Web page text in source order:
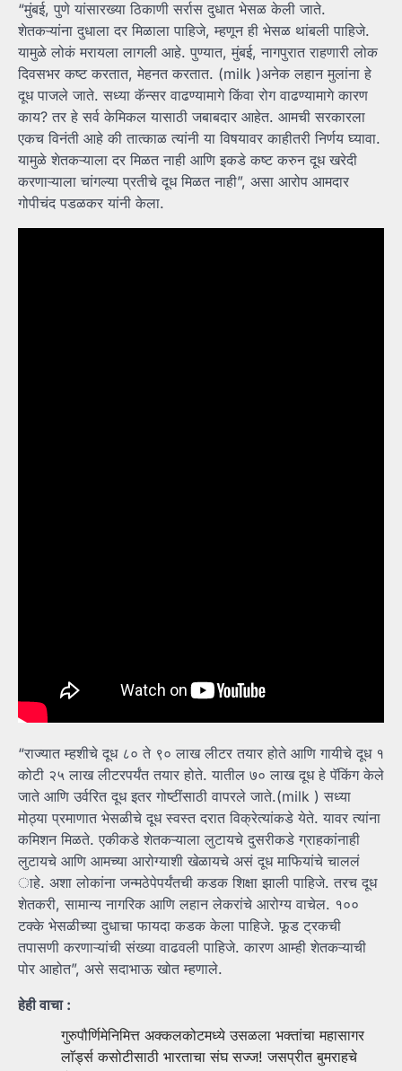
“मुंबई, पुणे यांसारख्या ठिकाणी सर्रास दुधात भेसळ केली जाते.
शेतकऱ्यांना दुधाला दर मिळाला पाहिजे, म्हणून ही भेसळ थांबली पाहिजे.
यामुळे लोकं मरायला लागली आहे. पुण्यात, मुंबई, नागपुरात राहणारी लोक
दिवसभर कष्ट करतात, मेहनत करतात. (milk )अनेक लहान मुलांना हे
दूध पाजले जाते. सध्या कॅन्सर वाढण्यामागे किंवा रोग वाढण्यामागे कारण
काय? तर हे सर्व केमिकल यासाठी जबाबदार आहेत. आमची सरकारला
एकच विनंती आहे की तात्काळ त्यांनी या विषयावर काहीतरी निर्णय घ्यावा.
यामुळे शेतकऱ्याला दर मिळत नाही आणि इकडे कष्ट करुन दूध खरेदी
करणाऱ्याला चांगल्या प्रतीचे दूध मिळत नाही”, असा आरोप आमदार
गोपीचंद पडळकर यांनी केला.
“राज्यात म्हशीचे दूध ८० ते ९० लाख लीटर तयार होते आणि गायीचे दूध १
कोटी २५ लाख लीटरपर्यंत तयार होते. यातील ७० लाख दूध हे पॅकिंग केले
जाते आणि उर्वरित दूध इतर गोष्टींसाठी वापरले जाते.(milk ) सध्या
मोठ्या प्रमाणात भेसळीचे दूध स्वस्त दरात विक्रेत्यांकडे येते. यावर त्यांना
कमिशन मिळते. एकीकडे शेतकऱ्याला लुटायचे दुसरीकडे ग्राहकांनाही
लुटायचे आणि आमच्या आरोग्याशी खेळायचे असं दूध माफियांचे चाललं
ाहे. अशा लोकांना जन्मठेपेपर्यंतची कडक शिक्षा झाली पाहिजे. तरच दूध
शेतकरी, सामान्य नागरिक आणि लहान लेकरांचे आरोग्य वाचेल. १००
टक्के भेसळीच्या दुधाचा फायदा कडक केला पाहिजे. फूड ट्रकची
तपासणी करणाऱ्यांची संख्या वाढवली पाहिजे. कारण आम्ही शेतकऱ्याची
पोर आहोत”, असे सदाभाऊ खोत म्हणाले.
हेही वाचा :
गुरुपौर्णिमेनिमित्त अक्कलकोटमध्ये उसळला भक्तांचा महासागर
लाॅर्ड्स कसोटीसाठी भारताचा संघ सज्ज! जसप्रीत बुमराहचे